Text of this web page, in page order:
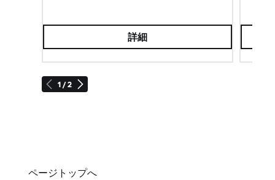
るため、操縦しやすいバイクになり、アイドリング
付近での走りが滑らかになります。オプション装備
の「ASCとライディングモード」で、状況に応じて
切り替えること、さまざまなスロットルレスポンス
（ソフト、オプティマル、ダイレクト）を操ること
た、BMW GSで初めて、長距離の旅路をより快適に
1 / 2
詳細
ページトップへ